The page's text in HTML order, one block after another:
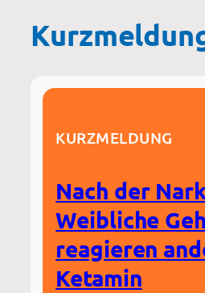
KURZMELDUNG
Nach der
Weibliche
reagieren
Ketamin